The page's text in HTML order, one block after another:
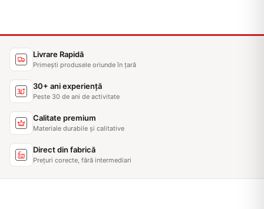
Livrare Rapidă
Primești produsele oriunde în țară
30+ ani experiență
Peste 30 de ani de activitate
Calitate premium
Materiale durabile și calitative
Direct din fabrică
Prețuri corecte, fără intermediari